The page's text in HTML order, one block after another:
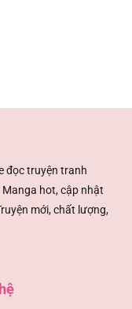
đọc truyện tranh
hot, cập nhật
mới, chất lượng,